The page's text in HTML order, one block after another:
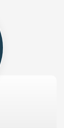
é
e um
mobiliado,
em cada